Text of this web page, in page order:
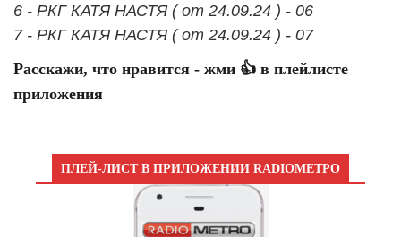
6 - РКГ КАТЯ НАСТЯ ( от 24.09.24 ) - 06
7 - РКГ КАТЯ НАСТЯ ( от 24.09.24 ) - 07
Расскажи, что нравится - жми 👍 в плейлисте
приложения
ПЛЕЙ-ЛИСТ В ПРИЛОЖЕНИИ RADIOМЕТРО